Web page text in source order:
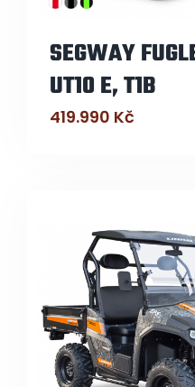
SEGWAY
UT10 E, T1B
419.990 Kč